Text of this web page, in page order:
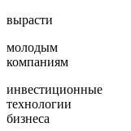
вырасти
молодым
компаниям
инвестиционные
технологии
бизнеса